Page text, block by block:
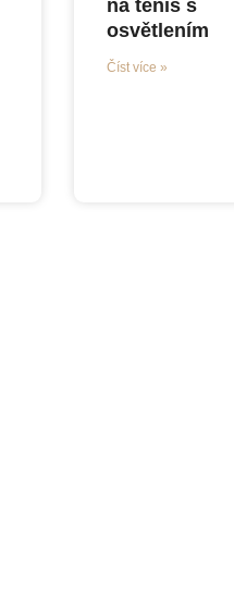
na tenis s
osvětlením
Číst více »